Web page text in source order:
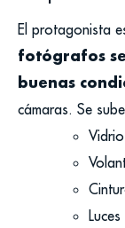
El protagonista
fotógrafos
buenas
cámaras. Se